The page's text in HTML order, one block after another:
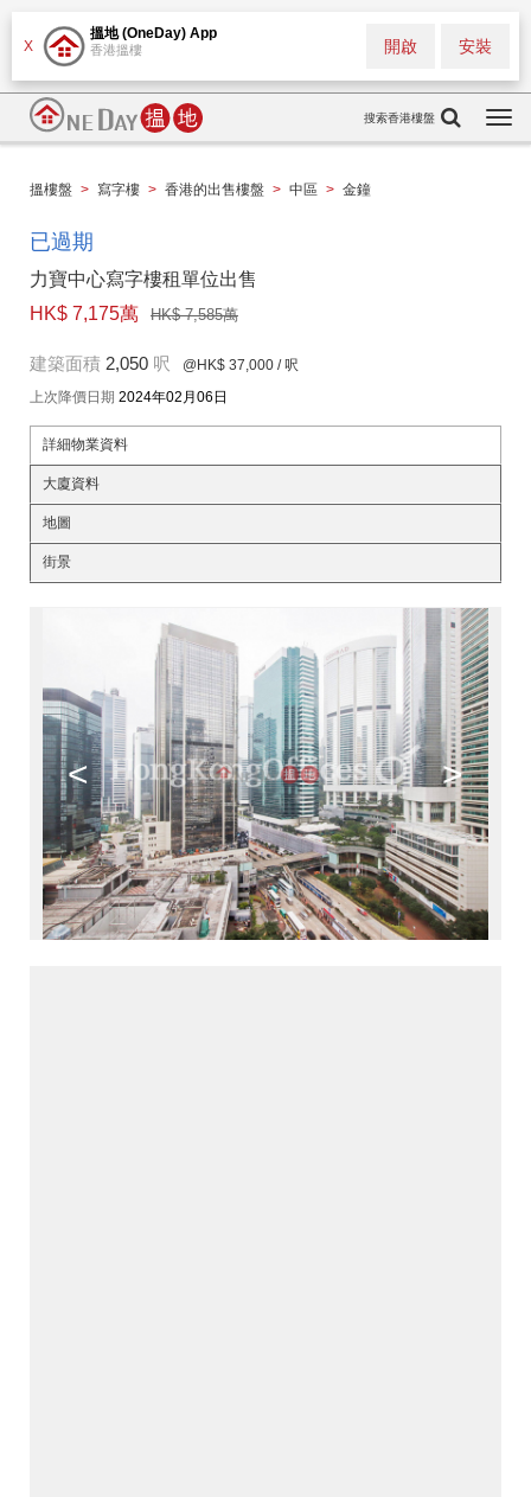
X
搵地 (OneDay) App
香港搵樓 安裝
開啟
搜索香港樓盤
搵樓盤 > 寫字樓 > 香港的出售樓盤 > 中區 > 金鐘
已過期
力寶中心寫字樓租單位出售
HK$ 7,175萬
HK$ 7,585萬
建築面積 2,050 呎 @HK$ 37,000 / 呎
上次降價日期 2024年02月06日
詳細物業資料
大廈資料
地圖
街景
< >